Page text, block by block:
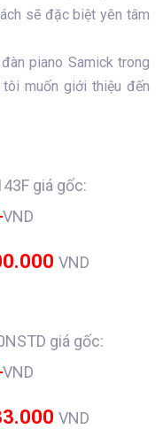
sẽ đặc biệt yên tâm
piano Samick trong
muốn giới thiệu đến
giá gốc:
VND
VND
giá gốc:
VND
VND